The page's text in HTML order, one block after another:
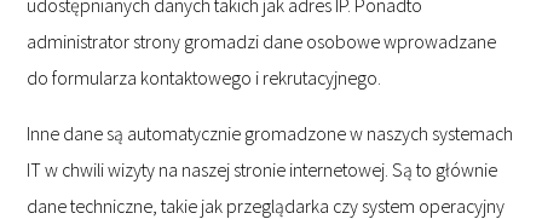
administrator strony gromadzi dane osobowe wprowadzane
do formularza kontaktowego i rekrutacyjnego.
Inne dane są automatycznie gromadzone w naszych systemach
IT w chwili wizyty na naszej stronie internetowej. Są to głównie
dane techniczne, takie jak przeglądarka czy system operacyjny